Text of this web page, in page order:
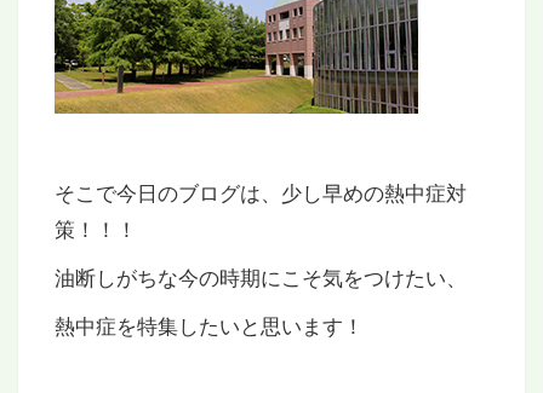
そこで今日のブログは、少し早めの熱中症対
策！！！
油断しがちな今の時期にこそ気をつけたい、
熱中症を特集したいと思います！